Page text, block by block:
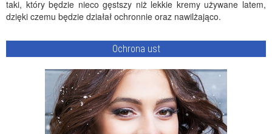
taki, który będzie nieco gęstszy niż lekkie kremy używane latem,
dzięki czemu będzie działał ochronnie oraz nawilżająco.
Ochrona ust